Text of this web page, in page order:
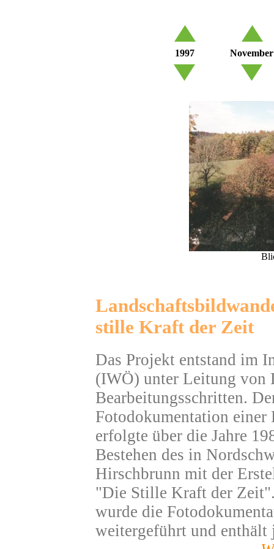
1997 November
stille Kraft der Zeit
Das Projekt entstand im
(IWÖ) unter Leitung von
Bearbeitungsschritten.
Fotodokumentation
erfolgte über die Jahre
Bestehen des in
Hirschbrunn mit der
"Die Stille Kraft der
wurde die
weitergeführt und